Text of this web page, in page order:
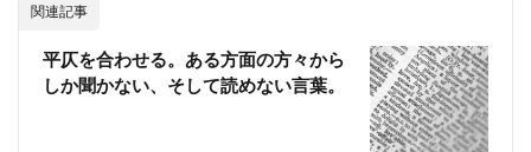
関連記事
平仄を合わせる。ある方面の方々から
しか聞かない、そして読めない言葉。